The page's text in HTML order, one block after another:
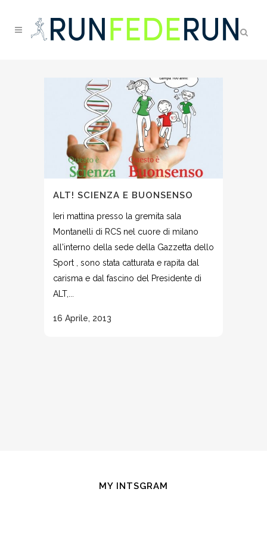
ALT! SCIENZA E BUONSENSO
Ieri mattina presso la gremita sala
Montanelli di RCS nel cuore di milano
all'interno della sede della Gazzetta dello
Sport , sono stata catturata e rapita dal
carisma e dal fascino del Presidente di
ALT,...
16 Aprile, 2013
MY INTSGRAM